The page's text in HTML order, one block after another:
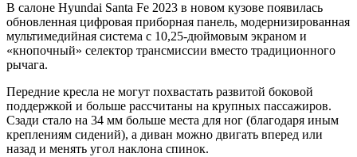
В салоне Hyundai Santa Fe 2023 в новом кузове появилась
обновленная цифровая приборная панель, модернизированная
мультимедийная система с 10,25-дюймовым экраном и
«кнопочный» селектор трансмиссии вместо традиционного
рычага.
Передние кресла не могут похвастать развитой боковой
поддержкой и больше рассчитаны на крупных пассажиров.
Сзади стало на 34 мм больше места для ног (благодаря иным
креплениям сидений), а диван можно двигать вперед или
назад и менять угол наклона спинок.